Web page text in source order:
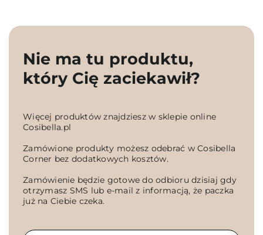
Nie ma tu produktu,
który Cię zaciekawił?
Więcej produktów znajdziesz w sklepie online
Cosibella.pl
Zamówione produkty możesz odebrać w Cosibella
Corner bez dodatkowych kosztów.
Zamówienie będzie gotowe do odbioru dzisiaj gdy
otrzymasz SMS lub e-mail z informacją, że paczka
już na Ciebie czeka.